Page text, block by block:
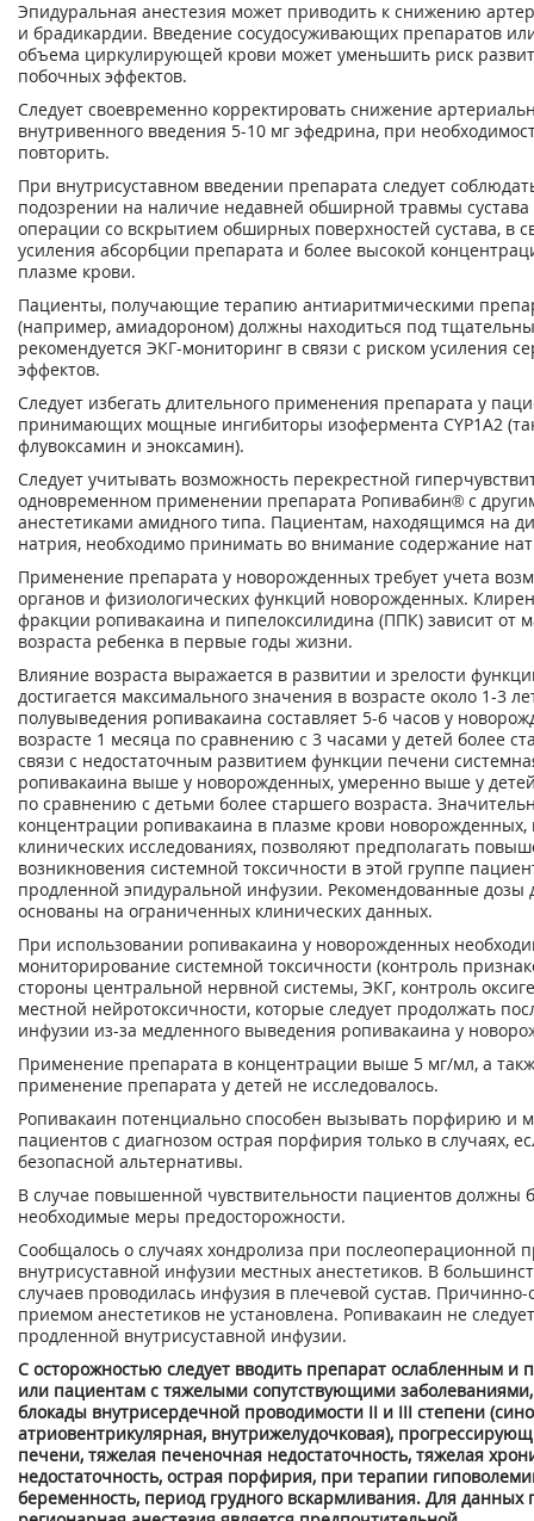
Эпидуральная анестезия может приводить к снижению
и брадикардии. Введение сосудосуживающих препаратов
объема циркулирующей крови может уменьшить риск
побочных эффектов.
Следует своевременно корректировать снижение
внутривенного введения 5-10 мг эфедрина, при
повторить.
При внутрисуставном введении препарата следует
подозрении на наличие недавней обширной травмы сустава
операции со вскрытием обширных поверхностей сустава, в
усиления абсорбции препарата и более высокой
плазме крови.
Пациенты, получающие терапию антиаритмическими
(например, амиадороном) должны находиться под
рекомендуется ЭКГ-мониторинг в связи с риском усиления
эффектов.
Следует избегать длительного применения препарата у
принимающих мощные ингибиторы изофермента CYP1A2
флувоксамин и эноксамин).
Следует учитывать возможность перекрестной
одновременном применении препарата Ропивабин® с
анестетиками амидного типа. Пациентам, находящимся на
натрия, необходимо принимать во внимание содержание
Применение препарата у новорожденных требует учета
органов и физиологических функций новорожденных.
фракции ропивакаина и пипелоксилидина (ППК) зависит от
возраста ребенка в первые годы жизни.
Влияние возраста выражается в развитии и зрелости
достигается максимального значения в возрасте около 1-3
полувыведения ропивакаина составляет 5-6 часов у
возрасте 1 месяца по сравнению с 3 часами у детей более
связи с недостаточным развитием функции печени
ропивакаина выше у новорожденных, умеренно выше у
по сравнению с детьми более старшего возраста.
концентрации ропивакаина в плазме крови
клинических исследованиях, позволяют предполагать
возникновения системной токсичности в этой группе
продленной эпидуральной инфузии. Рекомендованные дозы
основаны на ограниченных клинических данных.
При использовании ропивакаина у новорожденных
мониторирование системной токсичности (контроль
стороны центральной нервной системы, ЭКГ, контроль
местной нейротоксичности, которые следует продолжать
инфузии из-за медленного выведения ропивакаина у
Применение препарата в концентрации выше 5 мг/мл, а
применение препарата у детей не исследовалось.
Ропивакаин потенциально способен вызывать порфирию и
пациентов с диагнозом острая порфирия только в случаях,
безопасной альтернативы.
В случае повышенной чувствительности пациентов должны
необходимые меры предосторожности.
Сообщалось о случаях хондролиза при послеоперационной
внутрисуставной инфузии местных анестетиков. В
случаев проводилась инфузия в плечевой сустав. Причинно-
приемом анестетиков не установлена. Ропивакаин не
продленной внутрисуставной инфузии.
С осторожностью следует вводить препарат ослабленным
или пациентам с тяжелыми сопутствующими
блокады внутрисердечной проводимости II и III степени
атриовентрикулярная, внутрижелудочковая),
печени, тяжелая печеночная недостаточность, тяжелая
недостаточность, острая порфирия, при терапии
беременность, период грудного вскармливания. Для данных